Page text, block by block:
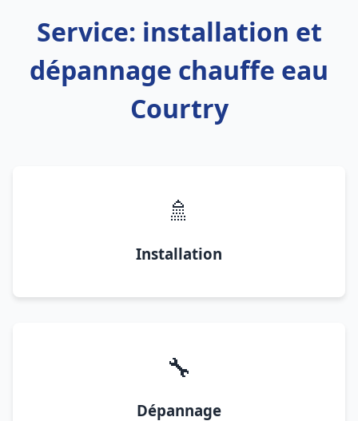
Service: installation et
dépannage chauffe eau
Courtry
🚿
Installation
🔧
Dépannage